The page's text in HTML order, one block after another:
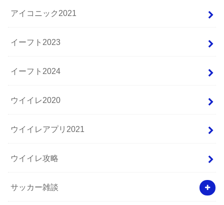
アイコニック2021
イーフト2023
イーフト2024
ウイイレ2020
ウイイレアプリ2021
ウイイレ攻略
サッカー雑談